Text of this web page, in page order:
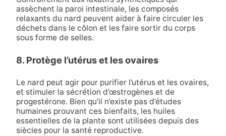
assèchent la paroi intestinale, les composés
relaxants du nard peuvent aider à faire circuler les
déchets dans le côlon et les faire sortir du corps
sous forme de selles.
8. Protège l’utérus et les ovaires
Le nard peut agir pour purifier l’utérus et les ovaires,
et stimuler la sécrétion d’œstrogènes et de
progestérone. Bien qu’il n’existe pas d’études
humaines prouvant ces bienfaits, les huiles
essentielles de la plante sont utilisées depuis des
siècles pour la santé reproductive.